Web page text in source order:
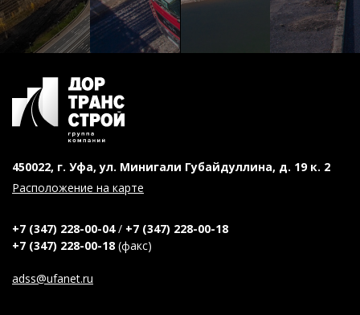
450022, г. Уфа, ул. Минигали Губайдуллина, д. 19 к. 2
Расположение на карте
+7 (347) 228-00-04/ +7 (347) 228-00-18
+7 (347) 228-00-18 (факс)
adss@ufanet.ru